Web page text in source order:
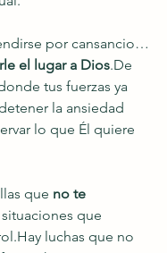
por cansancio…
el lugar a Dios.De
tus fuerzas ya
la ansiedad
lo que Él quiere
que no te
situaciones que
luchas que no